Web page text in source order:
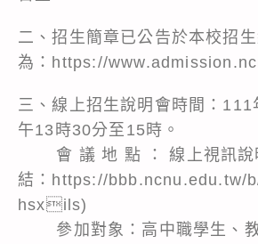
二、招生簡章已公告於本校招
為： https://
三、線上招生說明會時間：
午13時30分至15時。
會 議 地 點 ： 線上視訊說
結：https://bbb.ncnu.edu.tw/
hsxils)
參加對象：高中職學生、教